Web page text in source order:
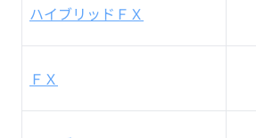
ハイブリッドＦＸ
ＦＸ